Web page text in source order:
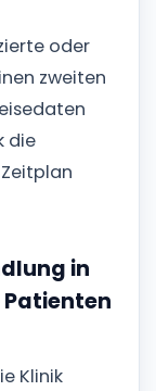
oder
zweiten
die
in
Klinik